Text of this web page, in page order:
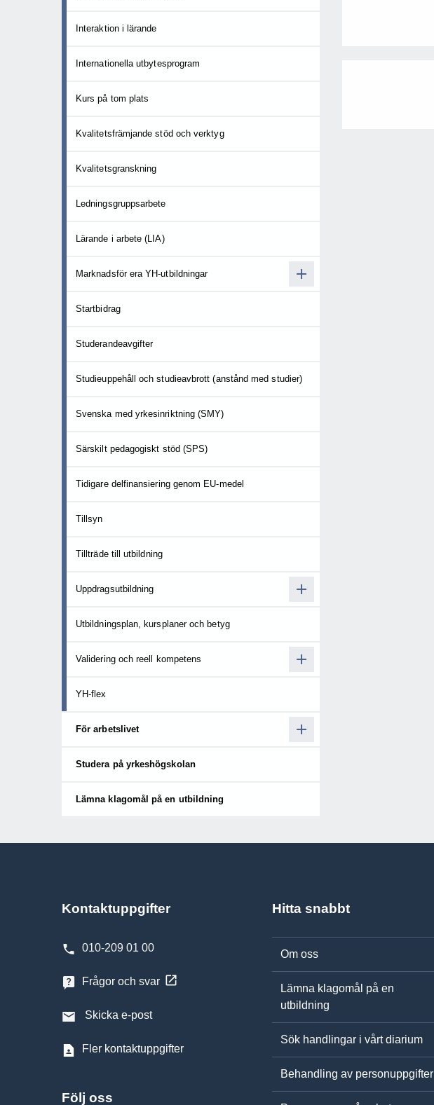
Interaktion i lärande
Internationella utbytesprogram
Kurs på tom plats
Kvalitetsfrämjande stöd och verktyg
Kvalitetsgranskning
Ledningsgruppsarbete
Lärande i arbete (LIA)
Marknadsför era YH-utbildningar
Startbidrag
Studerandeavgifter
Studieuppehåll och studieavbrott (anstånd med studier)
Svenska med yrkesinriktning (SMY)
Särskilt pedagogiskt stöd (SPS)
Tidigare delfinansiering genom EU-medel
Tillsyn
Tillträde till utbildning
Uppdragsutbildning
Utbildningsplan, kursplaner och betyg
Validering och reell kompetens
YH-flex
För arbetslivet
Studera på yrkeshögskolan
Lämna klagomål på en utbildning
Kontaktuppgifter
010-209 01 00
Frågor och svar
Skicka e-post
Fler kontaktuppgifter
Följ oss
Hitta snabbt
Om oss
Lämna klagomål på en
utbildning
Sök handlingar i vårt diarium
Behandling av personuppgifter